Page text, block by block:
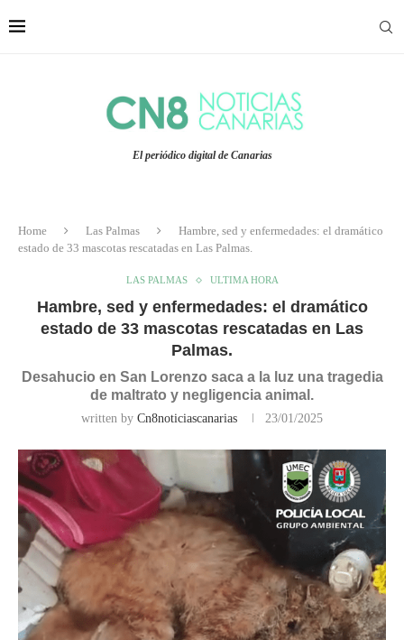
El periódico digital de Canarias
Home Las Palmas
Hambre, sed y enfermedades: el dramático
estado de 33 mascotas rescatadas en Las Palmas.
LAS PALMAS ULTIMA HORA
Hambre, sed y enfermedades: el dramático
estado de 33 mascotas rescatadas en Las
Palmas.
Desahucio en San Lorenzo saca a la luz una tragedia
de maltrato y negligencia animal.
written by Cn8noticiascanarias 23/01/2025